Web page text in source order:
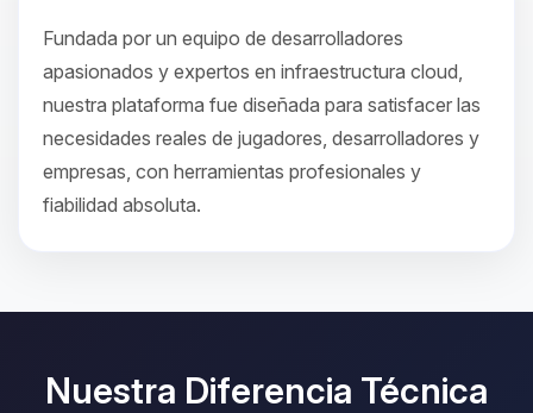
Fundada por un equipo de desarrolladores
apasionados y expertos en infraestructura cloud,
nuestra plataforma fue diseñada para satisfacer las
necesidades reales de jugadores, desarrolladores y
empresas, con herramientas profesionales y
fiabilidad absoluta.
Nuestra Diferencia Técnica